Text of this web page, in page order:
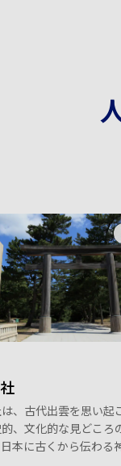
、古代出雲を思い起
、文化的な見どころ
本に古くから伝わる